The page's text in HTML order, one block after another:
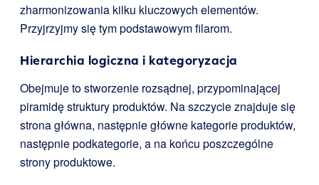
zharmonizowania kilku kluczowych elementów.
Przyjrzyjmy się tym podstawowym filarom.
Hierarchia logiczna i kategoryzacja
Obejmuje to stworzenie rozsądnej, przypominającej
piramidę struktury produktów. Na szczycie znajduje się
strona główna, następnie główne kategorie produktów,
następnie podkategorie, a na końcu poszczególne
strony produktowe.